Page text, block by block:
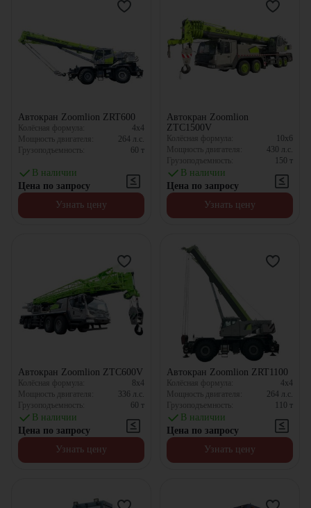
Автокран Zoomlion ZRT600
Колёсная формула:
4x4
Мощность двигателя:
264 л.с.
Грузоподъемность:
60 т
В наличии
Цена по запросу
Узнать цену
Автокран Zoomlion
ZTC1500V
Колёсная формула:
10x6
Мощность двигателя:
430 л.с.
Грузоподъемность:
150 т
В наличии
Цена по запросу
Узнать цену
Автокран Zoomlion ZTC600V
Колёсная формула:
8x4
Мощность двигателя:
336 л.с.
Грузоподъемность:
60 т
В наличии
Цена по запросу
Узнать цену
Автокран Zoomlion ZRT1100
Колёсная формула:
4x4
Мощность двигателя:
264 л.с.
Грузоподъемность:
110 т
В наличии
Цена по запросу
Узнать цену